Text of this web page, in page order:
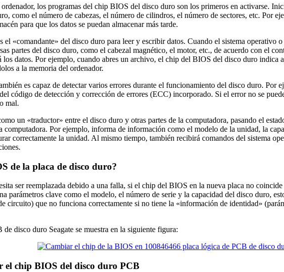
ordenador, los programas del chip BIOS del disco duro son los primeros en activarse.
como el número de cabezas, el número de cilindros, el número de sectores, etc. Por
para que los datos se puedan almacenar más tarde.
el «comandante» del disco duro para leer y escribir datos. Cuando el sistema
partes del disco duro, como el cabezal magnético, el motor, etc., de acuerdo con el
datos. Por ejemplo, cuando abres un archivo, el chip del BIOS del disco duro indica
a la memoria del ordenador.
es capaz de detectar varios errores durante el funcionamiento del disco duro. Por
código de detección y corrección de errores (ECC) incorporado. Si el error no se
mal.
un «traductor» entre el disco duro y otras partes de la computadora, pasando el
computadora. Por ejemplo, informa de información como el modelo de la unidad, la
correctamente la unidad. Al mismo tiempo, también recibirá comandos del sistema
de la placa de disco duro?
ser reemplazada debido a una falla, si el chip del BIOS en la nueva placa no
parámetros clave como el modelo, el número de serie y la capacidad del disco duro,
circuito) que no funciona correctamente si no tiene la «información de identidad»
disco duro Seagate se muestra en la siguiente figura:
el chip BIOS del disco duro PCB